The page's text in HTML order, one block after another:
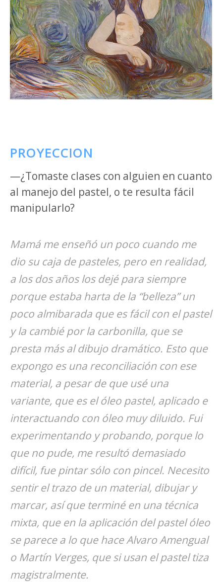
PROYECCION
—¿Tomaste clases con alguien en cuanto
al manejo del pastel, o te resulta fácil
manipularlo?
Mamá me enseñó un poco cuando me
dio su caja de pasteles, pero en realidad,
a los dos años los dejé para siempre
porque estaba harta de la “belleza” un
poco almibarada que es fácil con el pastel
y la cambié por la carbonilla, que se
presta más al dibujo dramático. Esto que
expongo es una reconciliación con ese
material, a pesar de que usé una
variante, que es el óleo pastel, aplicado e
interactuando con óleo muy diluido. Fui
experimentando y probando, porque lo
que no pude, me resultó demasiado
difícil, fue pintar sólo con pincel. Necesito
sentir el trazo de un material, dibujar y
marcar, así que terminé en una técnica
mixta, que en la aplicación del pastel óleo
se parece a lo que hace Alvaro Amengual
o Martín Verges, que si usan el pastel tiza
magistralmente.